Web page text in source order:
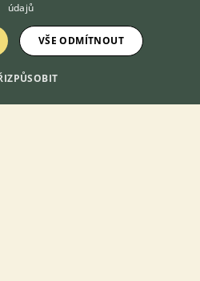
proti parazitům,
údajů
VŠE ODMÍTNOUT